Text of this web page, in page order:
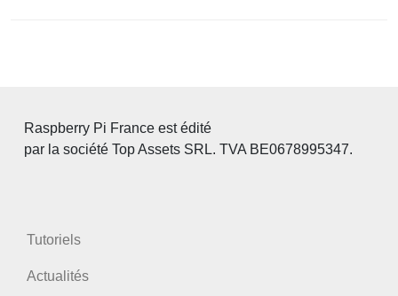
Raspberry Pi France est édité
par la société Top Assets SRL. TVA BE0678995347.
Tutoriels
Actualités